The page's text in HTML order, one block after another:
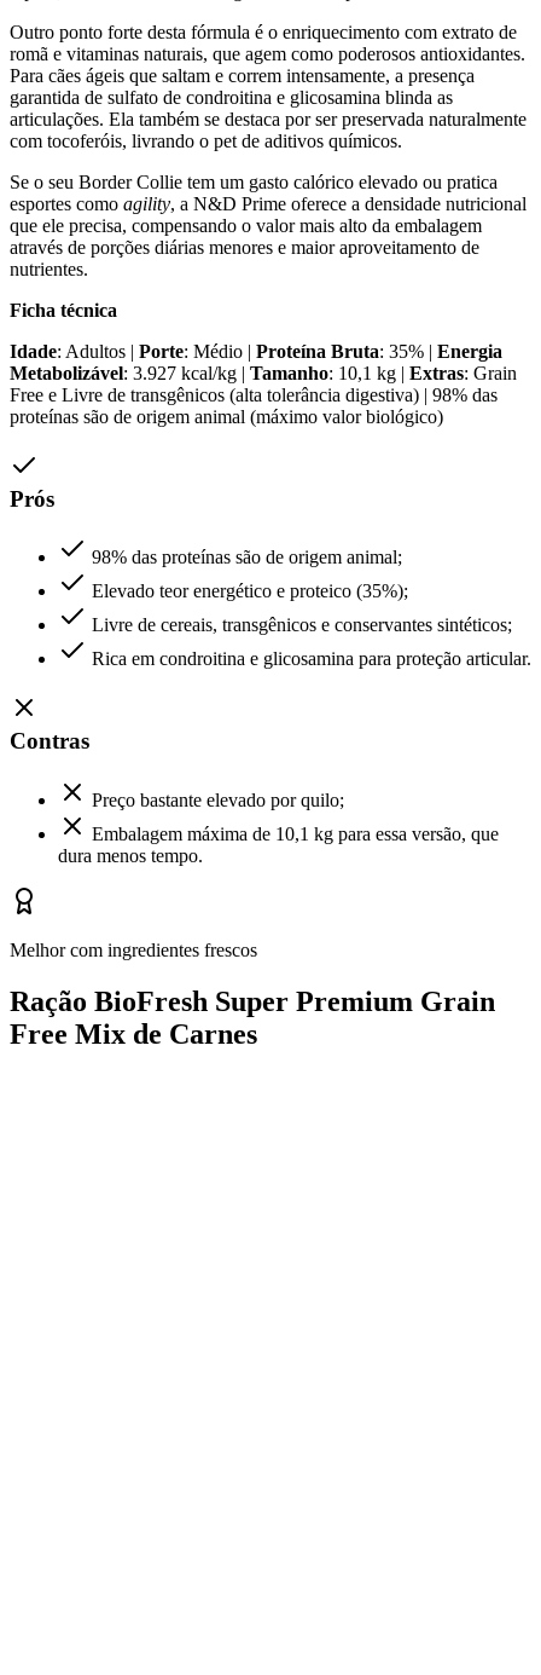
Outro ponto forte desta fórmula é o enriquecimento com extrato de
romã e vitaminas naturais, que agem como poderosos antioxidantes.
Para cães ágeis que saltam e correm intensamente, a presença
garantida de sulfato de condroitina e glicosamina blinda as
articulações. Ela também se destaca por ser preservada naturalmente
com tocoferóis, livrando o pet de aditivos químicos.
Se o seu Border Collie tem um gasto calórico elevado ou pratica
esportes como agility, a N&D Prime oferece a densidade nutricional
que ele precisa, compensando o valor mais alto da embalagem
através de porções diárias menores e maior aproveitamento de
nutrientes.
Ficha técnica
Idade: Adultos | Porte: Médio | Proteína Bruta: 35% | Energia
Metabolizável: 3.927 kcal/kg | Tamanho: 10,1 kg | Extras: Grain
Free e Livre de transgênicos (alta tolerância digestiva) | 98% das
proteínas são de origem animal (máximo valor biológico)
Prós
98% das proteínas são de origem animal;
Elevado teor energético e proteico (35%);
Livre de cereais, transgênicos e conservantes sintéticos;
Rica em condroitina e glicosamina para proteção articular.
Contras
Preço bastante elevado por quilo;
Embalagem máxima de 10,1 kg para essa versão, que
dura menos tempo.
Melhor com ingredientes frescos
Ração BioFresh Super Premium Grain
Free Mix de Carnes